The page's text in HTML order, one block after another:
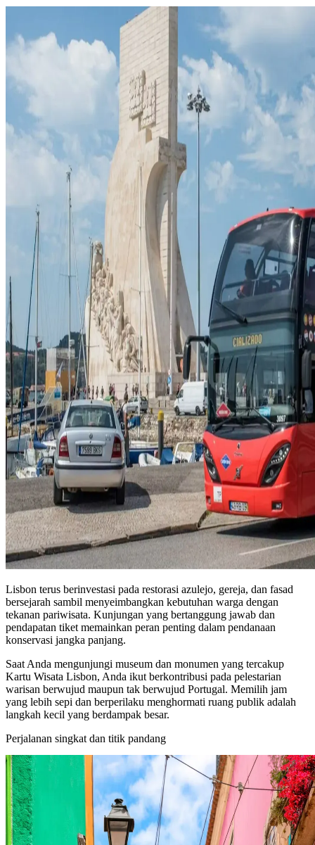
Lisbon terus berinvestasi pada restorasi azulejo, gereja, dan fasad
bersejarah sambil menyeimbangkan kebutuhan warga dengan
tekanan pariwisata. Kunjungan yang bertanggung jawab dan
pendapatan tiket memainkan peran penting dalam pendanaan
konservasi jangka panjang.
Saat Anda mengunjungi museum dan monumen yang tercakup
Kartu Wisata Lisbon, Anda ikut berkontribusi pada pelestarian
warisan berwujud maupun tak berwujud Portugal. Memilih jam
yang lebih sepi dan berperilaku menghormati ruang publik adalah
langkah kecil yang berdampak besar.
Perjalanan singkat dan titik pandang